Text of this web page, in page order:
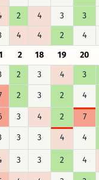
2 4 3 3
4 4 2 4
2 18 19 20
2 3 4 3
2 3 2 4
3 4 2 7
3 3 4 4
3 3 2 4